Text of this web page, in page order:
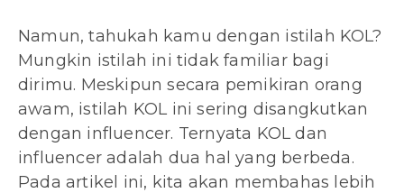
Namun, tahukah kamu dengan istilah KOL?
Mungkin istilah ini tidak familiar bagi
dirimu. Meskipun secara pemikiran orang
awam, istilah KOL ini sering disangkutkan
dengan influencer. Ternyata KOL dan
influencer adalah dua hal yang berbeda.
Pada artikel ini, kita akan membahas lebih